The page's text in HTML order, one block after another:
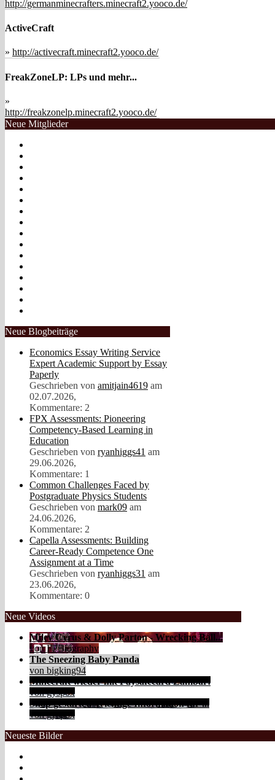
http://germanminecrafters.minecraft2.yooco.de/
ActiveCraft
» http://activecraft.minecraft2.yooco.de/
FreakZoneLP: LPs und mehr...
»
http://freakzonelp.minecraft2.yooco.de/
Neue Mitglieder
Neue Blogbeiträge
Economics Essay Writing Service
Expert Academic Support by Essay
Paperly
Geschrieben von amitjain4619 am
02.07.2026,
Kommentare: 2
FPX Assessments: Pioneering
Competency-Based Learning in
Education
Geschrieben von ryanhiggs41 am
29.06.2026,
Kommentare: 1
Common Challenges Faced by
Postgraduate Physics Students
Geschrieben von mark09 am
24.06.2026,
Kommentare: 2
Capella Assessments: Building
Career-Ready Competence One
Assignment at a Time
Geschrieben von ryanhiggs31 am
23.06.2026,
Kommentare: 0
Neue Videos
Miley Cyrus & Dolly Parton - Wrecking Ball...
von FPBiography
The Sneezing Baby Panda
von bigking94
Minecraft wieder mit Paysafecard Zahlbar!
von gyspox
Shop gestartet! Wichtige Information für ...
von gyspox
Neueste Bilder